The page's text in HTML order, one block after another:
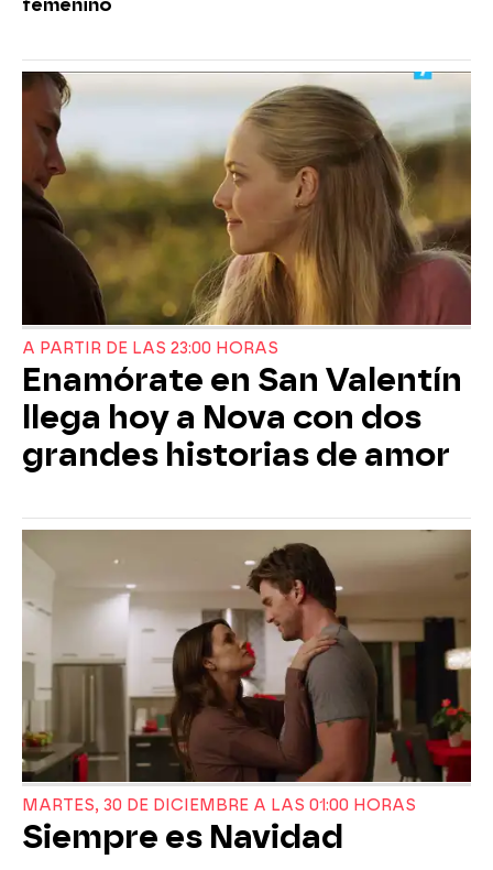
femenino
A PARTIR DE LAS 23:00 HORAS
Enamórate en San Valentín
llega hoy a Nova con dos
grandes historias de amor
MARTES, 30 DE DICIEMBRE A LAS 01:00 HORAS
Siempre es Navidad